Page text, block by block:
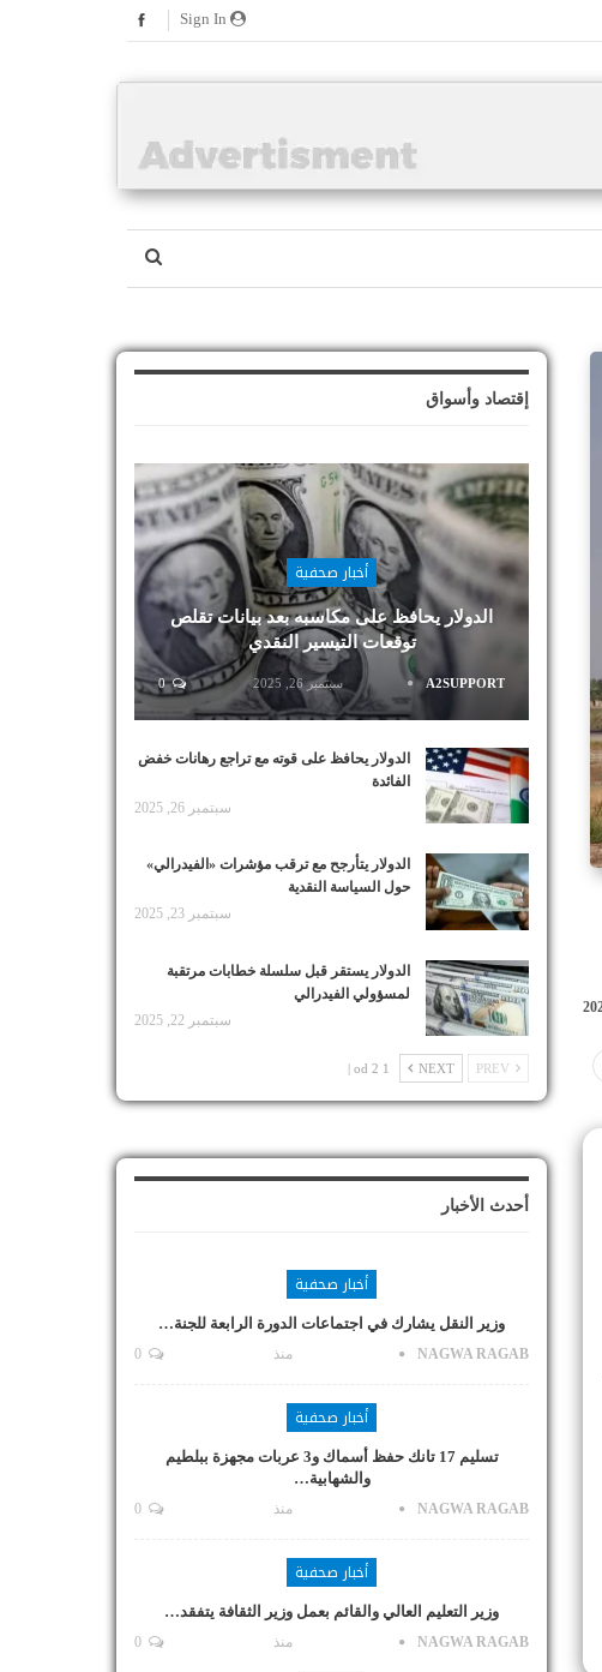
إقتصاد وأسواق
أخبار صحفية
الدولار يحافظ على مكاسبه بعد بيانات تقلص
توقعات التيسير النقدي
A2SUPPORT سبتمبر 26, 2025 0
الدولار يحافظ على قوته مع تراجع رهانات خفض
الفائدة
سبتمبر 26, 2025
الدولار يتأرجح مع ترقب مؤشرات «الفيدرالي»
حول السياسة النقدية
سبتمبر 23, 2025
الدولار يستقر قبل سلسلة خطابات مرتقبة
لمسؤولي الفيدرالي
سبتمبر 22, 2025
NEXT
1 od 2 |
أحدث الأخبار
أخبار صحفية
وزير النقل يشارك في اجتماعات الدورة الرابعة للجنة…
NAGWA RAGAB منذ
أخبار صحفية
تسليم 17 تانك حفظ أسماك و3 عربات مجهزة ببلطيم
والشهابية…
NAGWA RAGAB منذ
أخبار صحفية
وزير التعليم العالي والقائم بعمل وزير الثقافة يتفقد…
NAGWA RAGAB منذ